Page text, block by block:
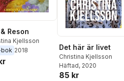
Reson
Kjellsson
bok 2018 Det här är livet
Christina Kjellsson
Häftad, 2020
85 kr